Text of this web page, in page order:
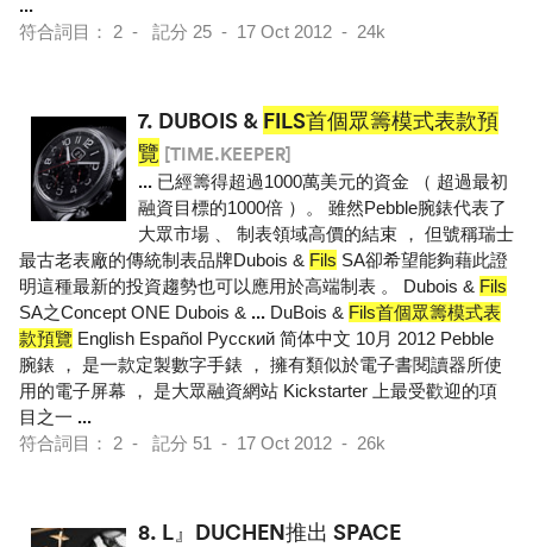
...
符合詞目： 2 - 記分 25 - 17 Oct 2012 - 24k
7. DUBOIS & FILS首個眾籌模式表款預
覽 [TIME.KEEPER]
... 已經籌得超過1000萬美元的資金 （ 超過最初
融資目標的1000倍 ）。 雖然Pebble腕錶代表了
大眾市場 、 制表領域高價的結束 ， 但號稱瑞士
最古老表廠的傳統制表品牌Dubois & Fils SA卻希望能夠藉此證
明這種最新的投資趨勢也可以應用於高端制表 。 Dubois & Fils
SA之Concept ONE Dubois & ... DuBois & Fils首個眾籌模式表
款預覽 English Español Pусский 简体中文 10月 2012 Pebble
腕錶 ， 是一款定製數字手錶 ， 擁有類似於電子書閱讀器所使
用的電子屏幕 ， 是大眾融資網站 Kickstarter 上最受歡迎的項
目之一 ...
符合詞目： 2 - 記分 51 - 17 Oct 2012 - 26k
8. L』DUCHEN推出 SPACE